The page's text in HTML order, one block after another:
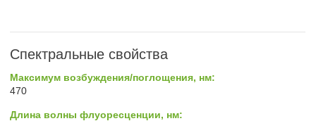
Спектральные свойства
Максимум возбуждения/поглощения, нм:
470
Длина волны флуоресценции, нм: